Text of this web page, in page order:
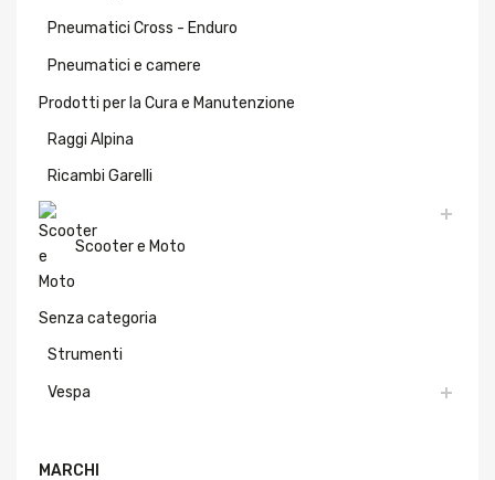
Pneumatici Cross - Enduro
Pneumatici e camere
Prodotti per la Cura e Manutenzione
Raggi Alpina
Ricambi Garelli
Scooter e Moto
Senza categoria
Strumenti
Vespa
MARCHI